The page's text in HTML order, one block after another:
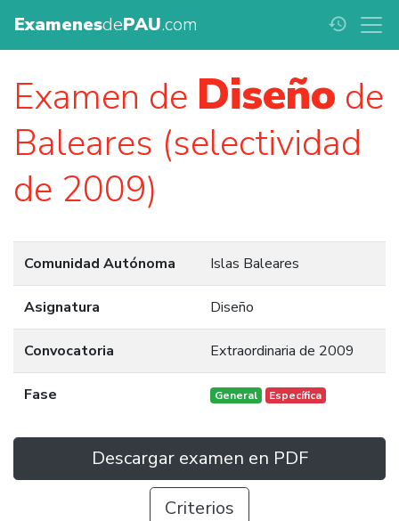
ExamenesdePAU.com history
Examen de Diseño de
Baleares (selectividad
de 2009)
Comunidad Autónoma Islas Baleares
Asignatura Diseño
Convocatoria Extraordinaria de 2009
Fase General Específica
Descargar examen en PDF
Criterios